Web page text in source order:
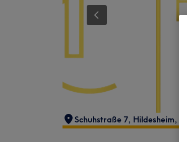
Schuhstraße 7, Hildesheim,